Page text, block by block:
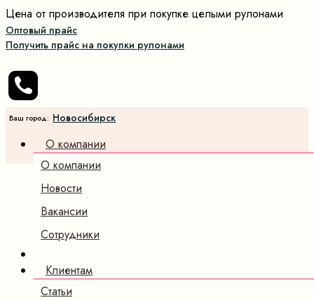
Цена от производителя при покупке целыми рулонами
Оптовый прайс
Получить прайс на покупки рулонами
Ваш город: Новосибирск
О компании
О компании
Новости
Вакансии
Сотрудники
Клиентам
Статьи